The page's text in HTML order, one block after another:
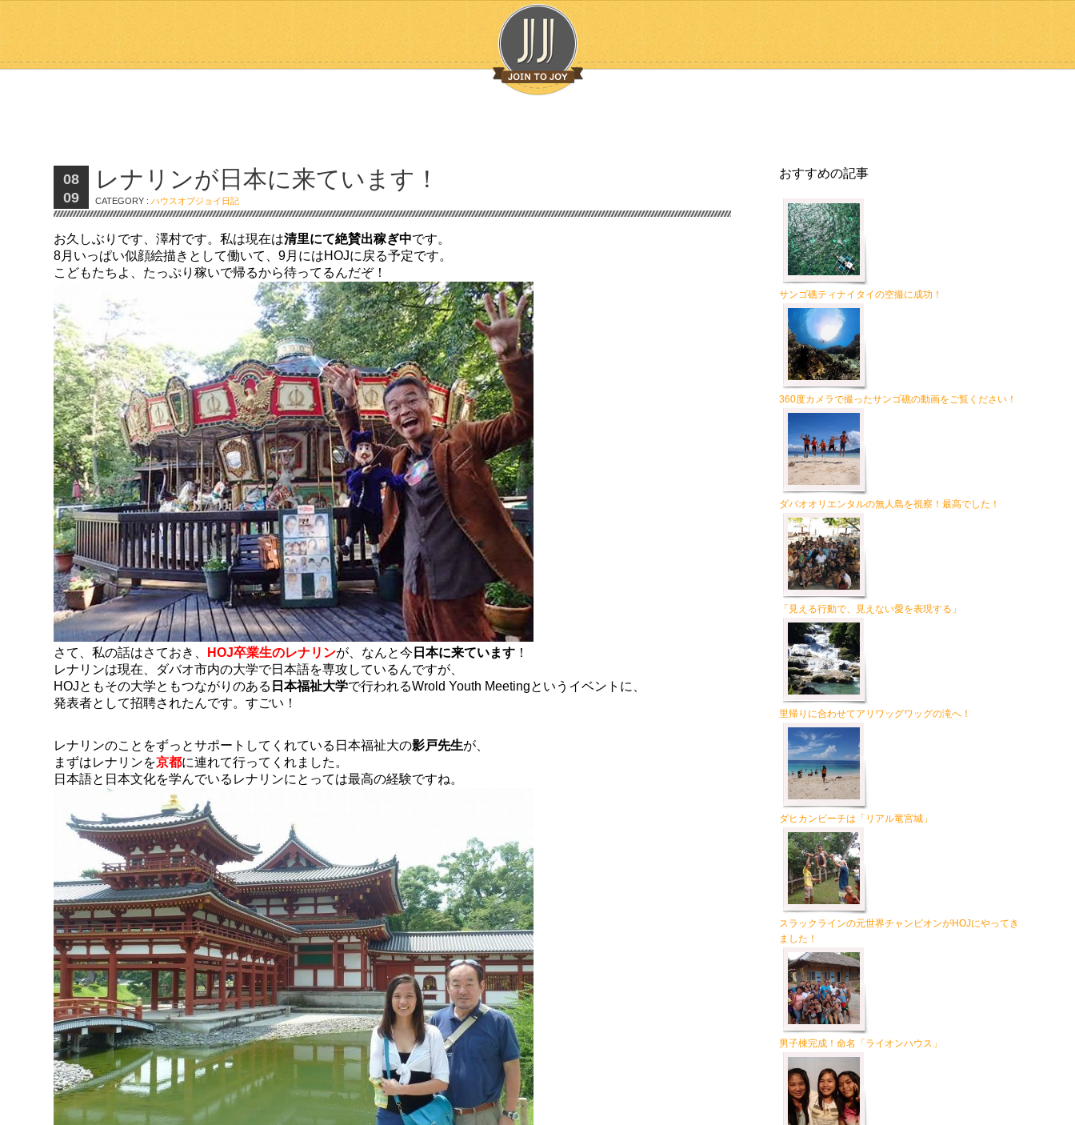
08
09
レナリンが日本に来ています！
CATEGORY :ハウスオブジョイ日記
お久しぶりです、澤村です。私は現在は清里にて絶賛出稼ぎ中です。
8月いっぱい似顔絵描きとして働いて、9月にはHOJに戻る予定です。
こどもたちよ、たっぷり稼いで帰るから待ってるんだぞ！
さて、私の話はさておき、 HOJ卒業生のレナリンが、なんと今 日本に来ています ！
レナリンは現在、ダバオ市内の大学で日本語を専攻しているんですが、
HOJともその大学ともつながりのある 日本福祉大学で行われるWrold Youth Meetingというイベントに、
発表者として招聘されたんです。すごい！
レナリンのことをずっとサポートしてくれている日本福祉大の影戸先生が、
まずはレナリンを京都に連れて行ってくれました。
日本語と日本文化を学んでいるレナリンにとっては最高の経験ですね。
おすすめの記事
サンゴ礁ティナイタイの空撮に成功！
360度カメラで撮ったサンゴ礁の動画をご覧ください！
ダバオオリエンタルの無人島を視察！最高でした！
「見える行動で、見えない愛を表現する」
里帰りに合わせてアリワッグワッグの滝へ！
ダヒカンビーチは「リアル竜宮城」
スラックラインの元世界チャンピオンがHOJにやってき
ました！
男子棟完成！命名「ライオンハウス」